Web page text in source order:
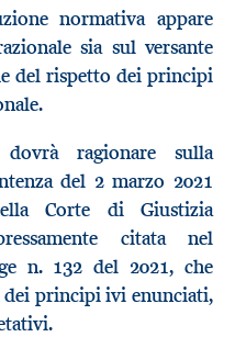
normativa appare
sia sul versante
del rispetto dei principi
ragionare sulla
del 2 marzo 2021
Corte di Giustizia
citata nel
n. 132 del 2021, che
dei principi ivi enunciati,